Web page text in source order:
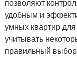
удобным и
умных квартир
учитывать
правильный